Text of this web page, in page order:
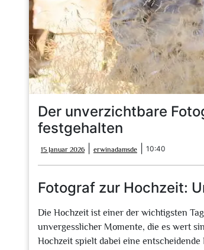
Der unverzichtbare
festgehalten
15 Januar 2026
Januar
2026
erwinadamsde erwinadamsde
10:40
Fotograf zur Hochzeit:
Die Hochzeit ist einer der wichtigsten
unvergesslicher Momente, die es wert
Hochzeit spielt dabei eine